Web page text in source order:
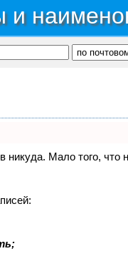
никуда. Мало того,